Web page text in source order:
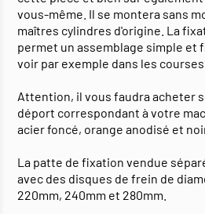
vous-même. Il se montera sans
maîtres cylindres d'origine. La
permet un assemblage simple et
voir par exemple dans les
Attention, il vous faudra acheter
déport correspondant à votre
acier foncé, orange anodisé et
La patte de fixation vendue
avec des disques de frein de
220mm, 240mm et 280mm.